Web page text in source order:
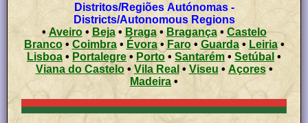
Distritos/Regiões Autónomas -
Districts/Autonomous Regions
•Aveiro• Beja• Braga•Bragança• Castelo
Branco•Coimbra• Évora• Faro• Guarda• Leiria•
Lisboa • Portalegre • Porto • Santarém• Setúbal •
Viana do Castelo• Vila Real • Viseu • Açores •
Madeira •